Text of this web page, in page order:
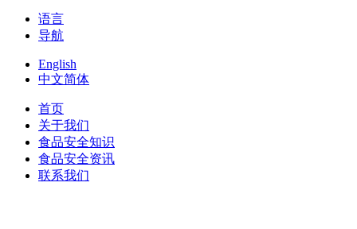
语言
导航
English
中文简体
首页
关于我们
食品安全知识
食品安全资讯
联系我们